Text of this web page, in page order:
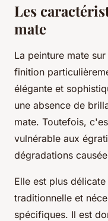
Les
mate
La peinture mate
finition
élégante et
une absence de
mate. Toutefois,
vulnérable aux
dégradations
Elle est plus
traditionnelle et
spécifiques. Il est